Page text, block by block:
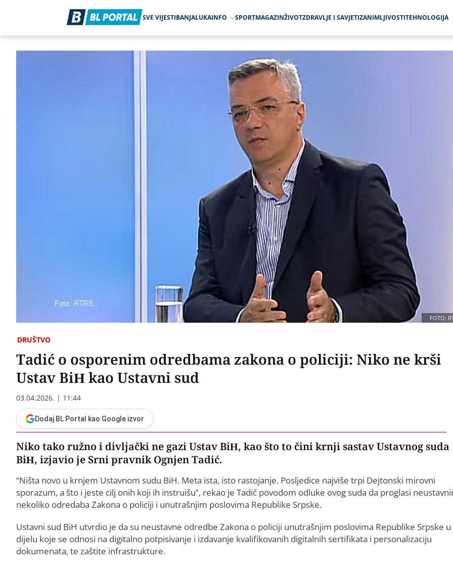
SVE VIJESTIBANJALUKAINFO SPORTMAGAZINŽIVOTZDRAVLJE I SAVJETIZANIMLJIVOSTITEHNOLOGIJA
FOTO:
DRUŠTVO
Tadić o osporenim odredbama zakona o policiji: Niko ne krši
Ustav BiH kao Ustavni sud
03.04.2026. | 11:44
Dodaj BL Portal kao Google izvor
Niko tako ružno i divljački ne gazi Ustav BiH, kao što to čini krnji sastav Ustavnog suda
BiH, izjavio je Srni pravnik Ognjen Tadić.
“Ništa novo u krnjem Ustavnom sudu BiH. Meta ista, isto rastojanje. Posljedice najviše trpi Dejtonski mirovni
sporazum, a što i jeste cilj onih koji ih instruišu”, rekao je Tadić povodom odluke ovog suda da proglasi
nekoliko odredaba Zakona o policiji i unutrašnjim poslovima Republike Srpske.
Ustavni sud BiH utvrdio je da su neustavne odredbe Zakona o policiji unutrašnjim poslovima Republike Srpske u
dijelu koje se odnosi na digitalno potpisivanje i izdavanje kvalifikovanih digitalnih sertifikata i personalizaciju
dokumenata, te zaštite infrastrukture.